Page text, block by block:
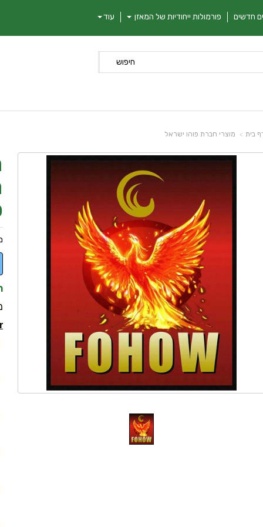
חדשים פורמולות ייחודיות של המאזן עוד
חיפוש
בית מוצרי חברת פוהו ישראל